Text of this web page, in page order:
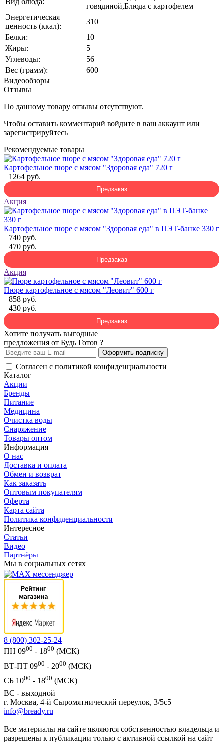
Вид блюда:
говядиной,Блюда с картофелем
Энергетическая
ценность (ккал):
310
Белки:
10
Жиры:
5
Углеводы:
56
Вес (грамм):
600
Видеообзоры
Отзывы
По данному товару отзывы отсутствуют.
Чтобы оставить комментарий войдите в ваш аккаунт или
зарегистрируйтесь
Рекомендуемые товары
Картофельное пюре с мясом "Здоровая еда" 720 г
1264 руб.
Предзаказ
Акция
Картофельное пюре с мясом "Здоровая еда" в ПЭТ-банке 330 г
740 руб.
470 руб.
Предзаказ
Акция
Пюре картофельное с мясом "Леовит" 600 г
858 руб.
430 руб.
Предзаказ
Хотите получать выгодные
предложения от Будь Готов ?
Оформить подписку
Согласен с политикой конфиденциальности
Каталог
Акции
Бренды
Питание
Медицина
Очистка воды
Снаряжение
Товары оптом
Информация
О нас
Доставка и оплата
Обмен и возврат
Как заказать
Оптовым покупателям
Оферта
Карта сайта
Политика конфиденциальности
Интересное
Статьи
Видео
Партнёры
Мы в социальных сетях
8 (800) 302-25-24
ПН 0900 - 1800 (МСК)
ВТ-ПТ 0900 - 2000 (МСК)
СБ 1000 - 1800 (МСК)
ВС - выходной
г. Москва, 4-й Сыромятнический переулок, 3/5с5
info@bready.ru
Все материалы на сайте являются собственностью владельца и
разрешены к публикации только с активной ссылкой на сайт